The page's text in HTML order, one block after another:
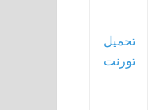
تحميل
تورنت